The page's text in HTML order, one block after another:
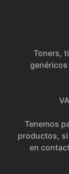
Toners,
Tenemos
productos,
en